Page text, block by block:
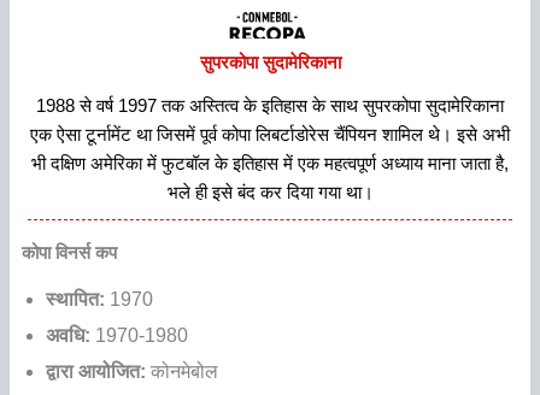
सुपरकोपा सुदामेरिकाना
1988 से वर्ष 1997 तक अस्तित्व के इतिहास के साथ सुपरकोपा सुदामेरिकाना
एक ऐसा टूर्नामेंट था जिसमें पूर्व कोपा लिबर्टाडोरेस चैंपियन शामिल थे। इसे अभी
भी दक्षिण अमेरिका में फुटबॉल के इतिहास में एक महत्वपूर्ण अध्याय माना जाता है,
भले ही इसे बंद कर दिया गया था।
कोपा विनर्स कप
स्थापित: 1970
अवधि: 1970-1980
द्वारा आयोजित: कोनमेबोल